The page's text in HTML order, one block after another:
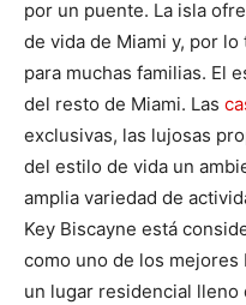
por un puente. La isla
de vida de Miami y, por
para muchas familias. El
del resto de Miami. Las
exclusivas, las lujosas
del estilo de vida un
amplia variedad de
Key Biscayne está
como uno de los mejores
un lugar residencial